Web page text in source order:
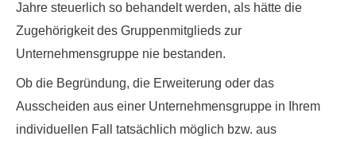
Jahre steuerlich so behandelt werden, als hätte die
Zugehörigkeit des Gruppenmitglieds zur
Unternehmensgruppe nie bestanden.
Ob die Begründung, die Erweiterung oder das
Ausscheiden aus einer Unternehmensgruppe in Ihrem
individuellen Fall tatsächlich möglich bzw. aus